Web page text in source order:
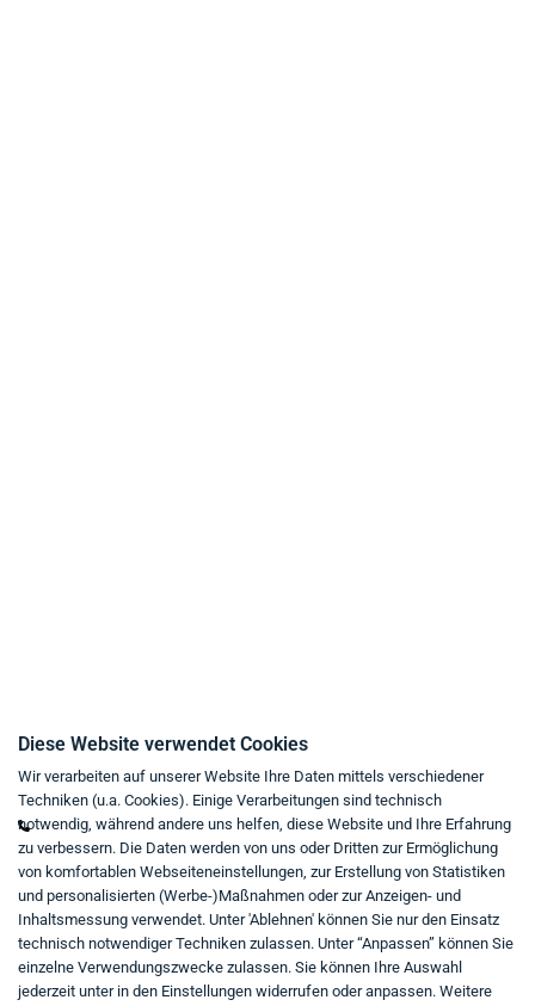
Mo - Fr von 9:00 bis 18:00 Uhr
+49 234 333 6721-0
shop@think-about.it
Kontaktieren Sie uns
Folgen Sie uns:
in
Diese Website verwendet Cookies
Wir verarbeiten auf unserer Website Ihre Daten mittels verschiedener
Techniken (u.a. Cookies). Einige Verarbeitungen sind technisch
notwendig, während andere uns helfen, diese Website und Ihre Erfahrung
zu verbessern. Die Daten werden von uns oder Dritten zur Ermöglichung
von komfortablen Webseiteneinstellungen, zur Erstellung von Statistiken
und personalisierten (Werbe-)Maßnahmen oder zur Anzeigen- und
Inhaltsmessung verwendet. Unter 'Ablehnen' können Sie nur den Einsatz
technisch notwendiger Techniken zulassen. Unter “Anpassen” können Sie
einzelne Verwendungszwecke zulassen. Sie können Ihre Auswahl
jederzeit unter in den Einstellungen widerrufen oder anpassen. Weitere